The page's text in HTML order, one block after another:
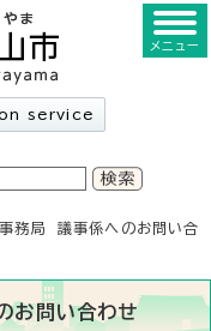
service
メニュー
局 議事係へのお問い合
問い合わせ